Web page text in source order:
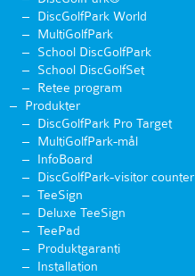
DiscGolfPark World
MultiGolfPark
School DiscGolfPark
School DiscGolfSet
Retee program
Produkter
DiscGolfPark Pro Target
MultiGolfPark-mål
InfoBoard
DiscGolfPark-visitor counter
TeeSign
Deluxe TeeSign
TeePad
Produktgaranti
Installation